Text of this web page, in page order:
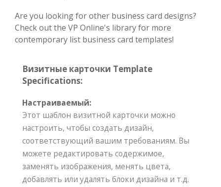
Are you looking for other business card designs?
Check out the VP Online's library for more
contemporary list business card templates!
Визитные карточки Template
Specifications:
Настраиваемый:
Этот шаблон визитной карточки можно
настроить, чтобы создать дизайн,
соответствующий вашим требованиям. Вы
можете редактировать содержимое,
заменять изображения, менять цвета,
добавлять или удалять блоки дизайна и т.д.